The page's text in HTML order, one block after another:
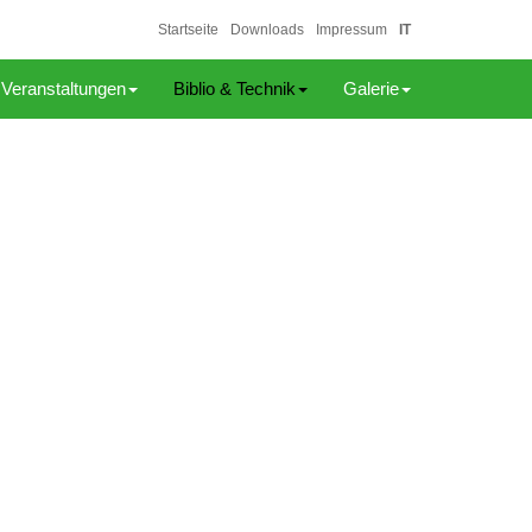
Biblio & Technik Galerie
Startseite Downloads Impressum IT